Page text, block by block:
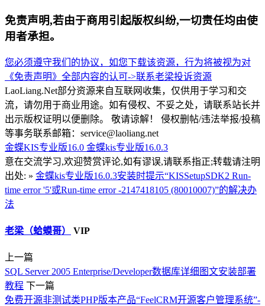
免责声明,若由于商用引起版权纠纷,一切责任均由使
用者承担。
您必须遵守我们的协议，如您下载该资源，行为将被视为对
《免责声明》全部内容的认可->联系老梁投诉资源
LaoLiang.Net部分资源来自互联网收集，仅供用于学习和交
流，请勿用于商业用途。如有侵权、不妥之处，请联系站长并
出示版权证明以便删除。 敬请谅解！ 侵权删帖/违法举报/投稿
等事务联系邮箱：service@laoliang.net
金蝶KIS专业版16.0 金蝶kis专业版16.0.3
意在交流学习,欢迎赞赏评论,如有谬误,请联系指正;转载请注明
出处: » 金蝶kis专业版16.0.3安装时提示“KISSetupSDK2 Run-
time error '5'或Run-time error -2147418105 (80010007)”的解决办
法
老梁（蛤蟆哥） VIP
上一篇
SQL Server 2005 Enterprise/Developer数据库详细图文安装部署
教程 下一篇
免费开源非测试类PHP版本产品“FeelCRM开源客户管理系统”-